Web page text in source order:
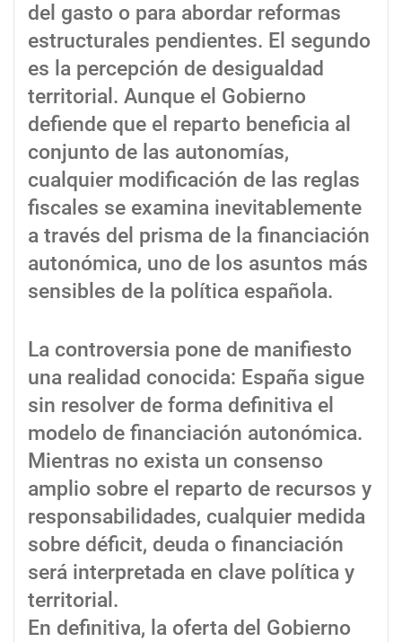
del gasto o para abordar reformas
estructurales pendientes. El segundo
es la percepción de desigualdad
territorial. Aunque el Gobierno
defiende que el reparto beneficia al
conjunto de las autonomías,
cualquier modificación de las reglas
fiscales se examina inevitablemente
a través del prisma de la financiación
autonómica, uno de los asuntos más
sensibles de la política española.
La controversia pone de manifiesto
una realidad conocida: España sigue
sin resolver de forma definitiva el
modelo de financiación autonómica.
Mientras no exista un consenso
amplio sobre el reparto de recursos y
responsabilidades, cualquier medida
sobre déficit, deuda o financiación
será interpretada en clave política y
territorial.
En definitiva, la oferta del Gobierno